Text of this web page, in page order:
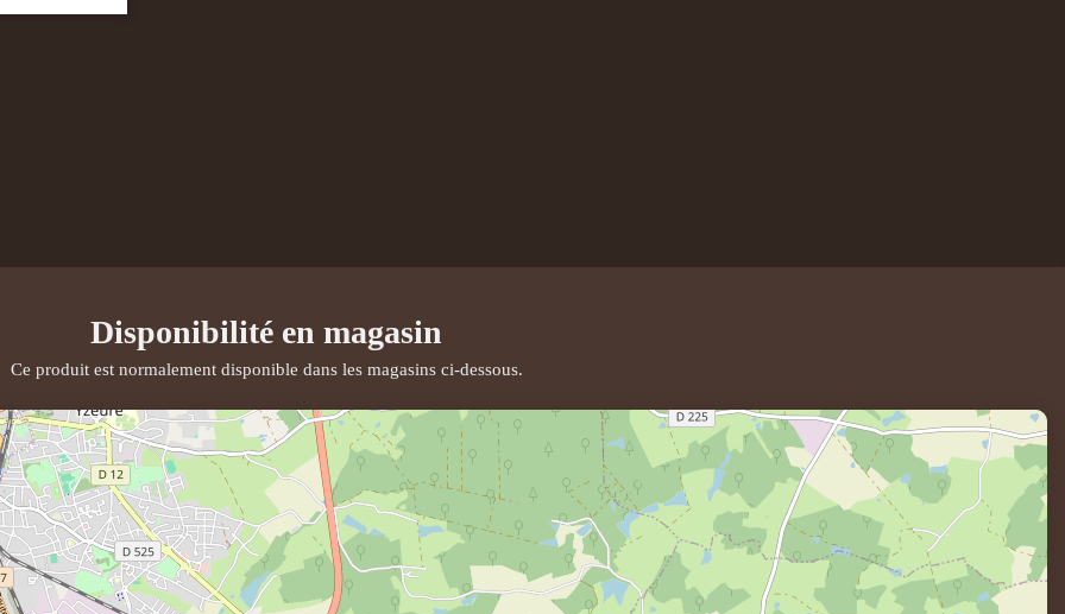
Disponibilité en magasin
Ce produit est normalement disponible dans les magasins ci-dessous.